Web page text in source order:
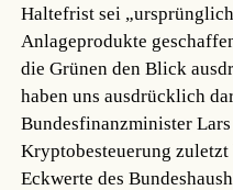
Haltefrist sei
Anlageprodukte
die Grünen den Blick
haben uns ausdrücklich
Bundesfinanzminister
Kryptobesteuerung
Eckwerte des